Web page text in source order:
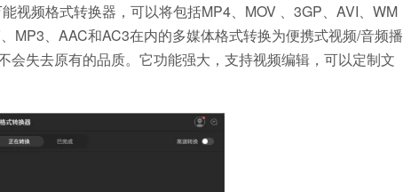
视频格式转换器，可以将包括MP4、MOV 、3GP、AVI、WM
MP3、AAC和AC3在内的多媒体格式转换为便携式视频/音频播
失去原有的品质。它功能强大，支持视频编辑，可以定制文